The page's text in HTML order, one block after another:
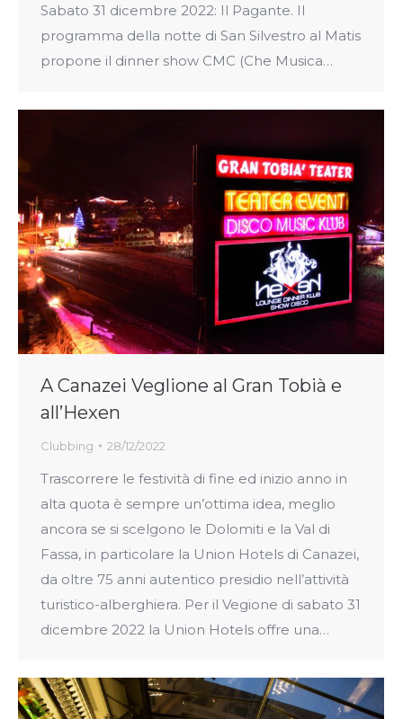
Sabato 31 dicembre 2022: Il Pagante. Il
programma della notte di San Silvestro al Matis
propone il dinner show CMC (Che Musica…
A Canazei Veglione al Gran Tobià e
all’Hexen
Clubbing 28/12/2022
Trascorrere le festività di fine ed inizio anno in
alta quota è sempre un’ottima idea, meglio
ancora se si scelgono le Dolomiti e la Val di
Fassa, in particolare la Union Hotels di Canazei,
da oltre 75 anni autentico presidio nell’attività
turistico-alberghiera. Per il Vegione di sabato 31
dicembre 2022 la Union Hotels offre una…